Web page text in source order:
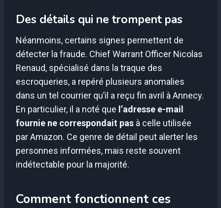
Des détails qui ne trompent pas
Néanmoins, certains signes permettent de
détecter la fraude. Chief Warrant Officer Nicolas
Renaud, spécialisé dans la traque des
escroqueries, a repéré plusieurs anomalies
dans un tel courrier qu’il a reçu fin avril à Annecy.
En particulier, il a noté que l’adresse e-mail
fournie ne correspondait pas à celle utilisée
par Amazon. Ce genre de détail peut alerter les
personnes informées, mais reste souvent
indétectable pour la majorité.
Comment fonctionnent ces